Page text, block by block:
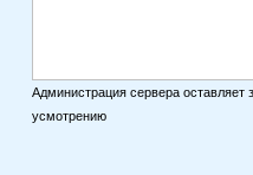
Администрация сервера оставляет
усмотрению